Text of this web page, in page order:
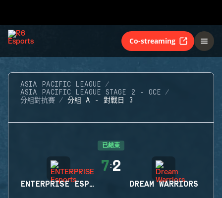
Co-streaming
ASIA PACIFIC LEAGUE
ASIA PACIFIC LEAGUE STAGE 2 - OCE
分組對抗賽
分組 A - 對戰日 3
已結束
ENTERPRISE ESPORTS
7:2
DREAM WARRIORS